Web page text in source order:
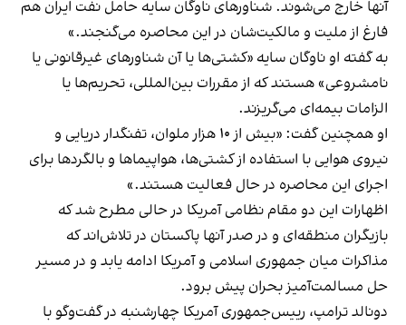
آنها خارج می‌شوند. شناورهای ناوگان سایه حامل نفت ایران هم
فارغ از ملیت و مالکیت‌شان در این محاصره می‌گنجند.»
به گفته او ناوگان سایه «کشتی‌ها یا آن شناورهای غیرقانونی یا
نامشروعی» هستند که از مقررات بین‌المللی، تحریم‌ها یا
الزامات بیمه‌ای می‌گریزند.
او همچنین گفت: «بیش از ۱۰ هزار ملوان، تفنگدار دریایی و
نیروی هوایی با استفاده از کشتی‌ها، هواپیماها و بالگردها برای
اجرای این محاصره در حال فعالیت هستند.»
اظهارات این دو مقام نظامی آمریکا در حالی مطرح شد که
بازیگران منطقه‌ای و در صدر آنها پاکستان در تلاش‌اند که
مذاکرات میان جمهوری اسلامی و آمریکا ادامه یابد و در مسیر
حل مسالمت‌آمیز بحران پیش برود.
دونالد ترامپ، رییس‌جمهوری آمریکا چهارشنبه در گفت‌وگو با